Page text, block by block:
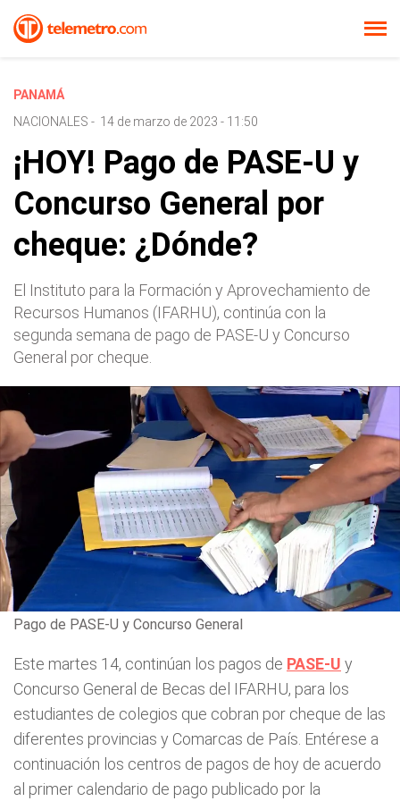
PANAMÁ
NACIONALES - 14 de marzo de 2023 - 11:50
¡HOY! Pago de PASE-U y
Concurso General por
cheque: ¿Dónde?
El Instituto para la Formación y Aprovechamiento de
Recursos Humanos (IFARHU), continúa con la
segunda semana de pago de PASE-U y Concurso
General por cheque.
Pago de PASE-U y Concurso General
Este martes 14, continúan los pagos de PASE-U y
Concurso General de Becas del IFARHU, para los
estudiantes de colegios que cobran por cheque de las
diferentes provincias y Comarcas de País. Entérese a
continuación los centros de pagos de hoy de acuerdo
al primer calendario de pago publicado por la